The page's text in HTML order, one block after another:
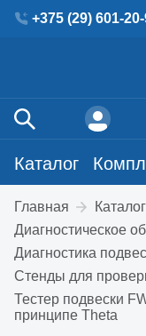
+375 (29) 601-
Каталог
Главная
Каталог
Диагностическое
Диагностика
Стенды для
Тестер подвески
принципе Theta